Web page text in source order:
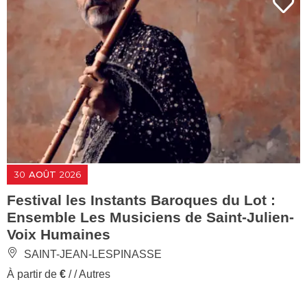
30 AOÛT 2026
Festival les Instants Baroques du Lot :
Ensemble Les Musiciens de Saint-Julien-
Voix Humaines
SAINT-JEAN-LESPINASSE
À partir de € / / Autres